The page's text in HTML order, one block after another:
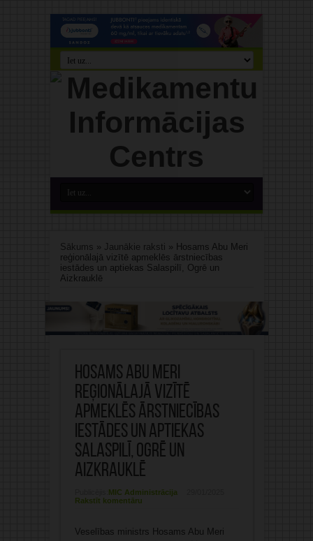
Sākums » Jaunākie raksti » Hosams Abu Meri
reģionālajā vizītē apmeklēs ārstniecības
iestādes un aptiekas Salaspilī, Ogrē un
Aizkrauklē
Hosams Abu Meri
reģionālajā vizītē
apmeklēs ārstniecības
iestādes un aptiekas
Salaspilī, Ogrē un
Aizkrauklē
MIC Administrācija
Rakstīt komentāru
Veselības ministrs Hosams Abu Meri